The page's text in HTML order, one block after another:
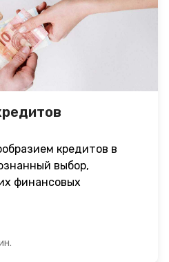
кредитов в
выбор,
финансовых